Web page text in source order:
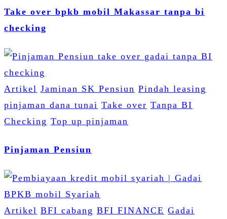
Take over bpkb mobil Makassar tanpa bi
checking
Artikel Jaminan SK Pensiun Pindah leasing
pinjaman dana tunai Take over Tanpa BI
Checking Top up pinjaman
Pinjaman Pensiun
Artikel BFI cabang BFI FINANCE Gadai